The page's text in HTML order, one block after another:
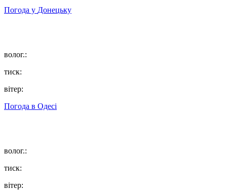
Погода у Донецьку
волог.:
тиск:
вітер:
Погода в Одесі
волог.:
тиск:
вітер: